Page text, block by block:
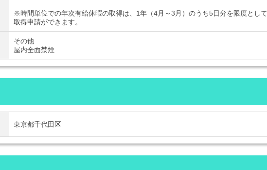
※時間単位での年次有給休暇の取得は、1年（4月～3月）のうち5日分を限度として
取得申請ができます。
その他
屋内全面禁煙
東京都千代田区